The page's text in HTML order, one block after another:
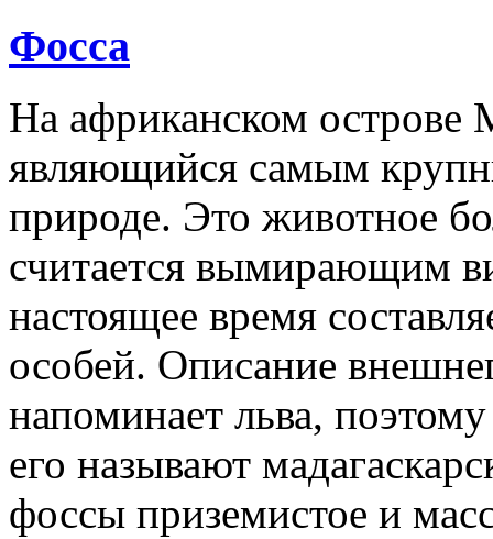
Фосса
На африканском острове
являющийся самым
природе. Это животное
считается вымирающим
настоящее время
особей. Описание
напоминает льва,
его называют
фоссы приземистое и